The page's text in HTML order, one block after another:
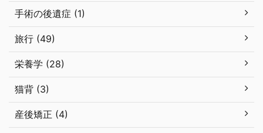
手術の後遺症 (1)
旅行 (49)
栄養学 (28)
猫背 (3)
産後矯正 (4)